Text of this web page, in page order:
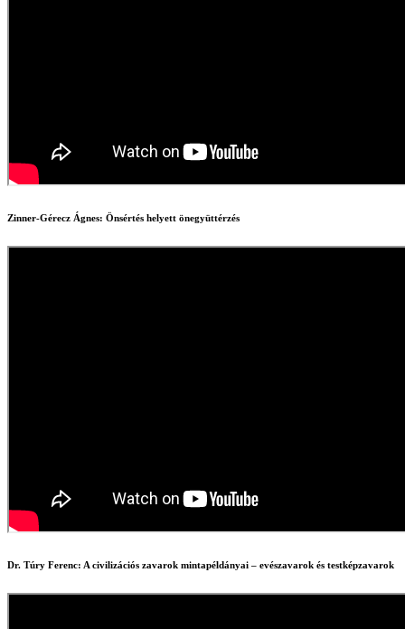
Zinner-Gérecz Ágnes: Önsértés helyett önegyüttérzés
Dr. Túry Ferenc: A civilizációs zavarok mintapéldányai – evészavarok és testképzavarok